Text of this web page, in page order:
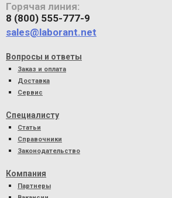
Горячая линия:
8 (800) 555-777-9
sales@laborant.net
Вопросы и ответы
Заказ и оплата
Доставка
Сервис
Специалисту
Статьи
Справочники
Законодательство
Компания
Партнеры